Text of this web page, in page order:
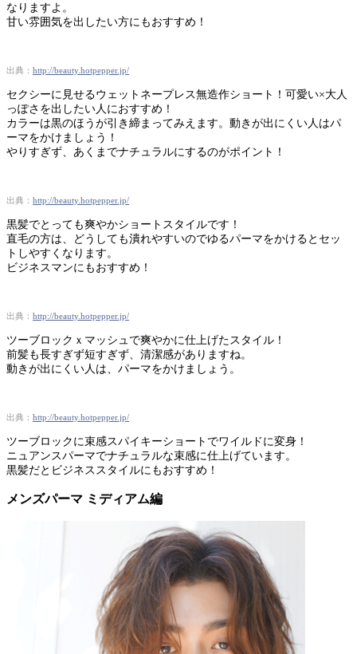
なりますよ。
甘い雰囲気を出したい方にもおすすめ！
出典： http://beauty.hotpepper.jp/
セクシーに見せるウェットネープレス無造作ショート！可愛い×大人
っぽさを出したい人におすすめ！
カラーは黒のほうが引き締まってみえます。動きが出にくい人はパ
ーマをかけましょう！
やりすぎず、あくまでナチュラルにするのがポイント！
出典： http://beauty.hotpepper.jp/
黒髪でとっても爽やかショートスタイルです！
直毛の方は、どうしても潰れやすいのでゆるパーマをかけるとセッ
トしやすくなります。
ビジネスマンにもおすすめ！
出典： http://beauty.hotpepper.jp/
ツーブロックｘマッシュで爽やかに仕上げたスタイル！
前髪も長すぎず短すぎず、清潔感がありますね。
動きが出にくい人は、パーマをかけましょう。
出典： http://beauty.hotpepper.jp/
ツーブロックに束感スパイキーショートでワイルドに変身！
ニュアンスパーマでナチュラルな束感に仕上げています。
黒髪だとビジネススタイルにもおすすめ！
メンズパーマ ミディアム編